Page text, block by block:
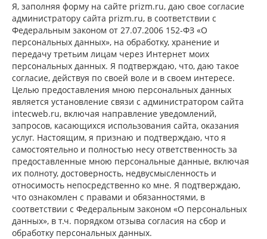
Я, заполняя форму на сайте prizm.ru, даю свое согласие
администратору сайта prizm.ru, в соответствии с
Федеральным законом от 27.07.2006 152-ФЗ «О
персональных данных», на обработку, хранение и
передачу третьим лицам через Интернет моих
персональных данных. Я подтверждаю, что, даю такое
согласие, действуя по своей воле и в своем интересе.
Целью предоставления мною персональных данных
является установление связи с администратором сайта
intecweb.ru, включая направление уведомлений,
запросов, касающихся использования сайта, оказания
услуг. Настоящим, я признаю и подтверждаю, что я
самостоятельно и полностью несу ответственность за
предоставленные мною персональные данные, включая
их полноту, достоверность, недвусмысленность и
относимость непосредственно ко мне. Я подтверждаю,
что ознакомлен с правами и обязанностями, в
соответствии с Федеральным законом «О персональных
данных», в т.ч. порядком отзыва согласия на сбор и
обработку персональных данных.